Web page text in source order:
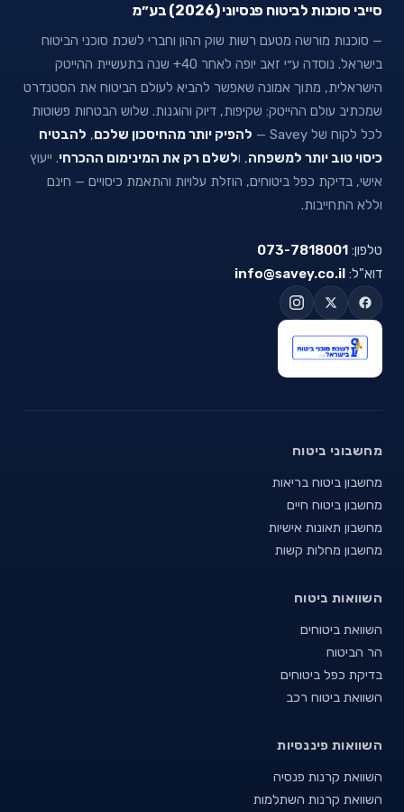
סייבי סוכנות לביטוח פנסיוני (2026) בע״מ
— סוכנות מורשה מטעם רשות שוק ההון וחברי לשכת סוכני הביטוח
בישראל. נוסדה ע״י זאב יופה לאחר 40+ שנה בתעשיית ההייטק
הישראלית, מתוך אמונה שאפשר להביא לעולם הביטוח את הסטנדרט
שמכתיב עולם ההייטק: שקיפות, דיוק והוגנות. שלוש הבטחות פשוטות
לכל לקוח של Savey —
להפיק יותר מהחיסכון שלכם, להבטיח
כיסוי טוב יותר למשפחה, ולשלם רק את המינימום ההכרחי. ייעוץ
אישי, בדיקת כפל ביטוחים, הוזלת עלויות והתאמת כיסויים — חינם
וללא התחייבות.
טלפון: 073-7818001
דוא"ל: info@savey.co.il
מחשבוני ביטוח
מחשבון ביטוח בריאות
מחשבון ביטוח חיים
מחשבון תאונות אישיות
מחשבון מחלות קשות
השוואות ביטוח
השוואת ביטוחים
הר הביטוח
בדיקת כפל ביטוחים
השוואת ביטוח רכב
השוואות פיננסיות
השוואת קרנות פנסיה
השוואת קרנות השתלמות